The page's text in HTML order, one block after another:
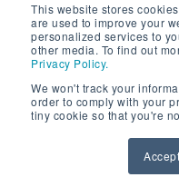
This website stores
are used to improve your
personalized services to
other media. To find out
Privacy Policy.
We won't track your
order to comply with your
tiny cookie so that you're
Accept
ติดต่อฝ่ายรั